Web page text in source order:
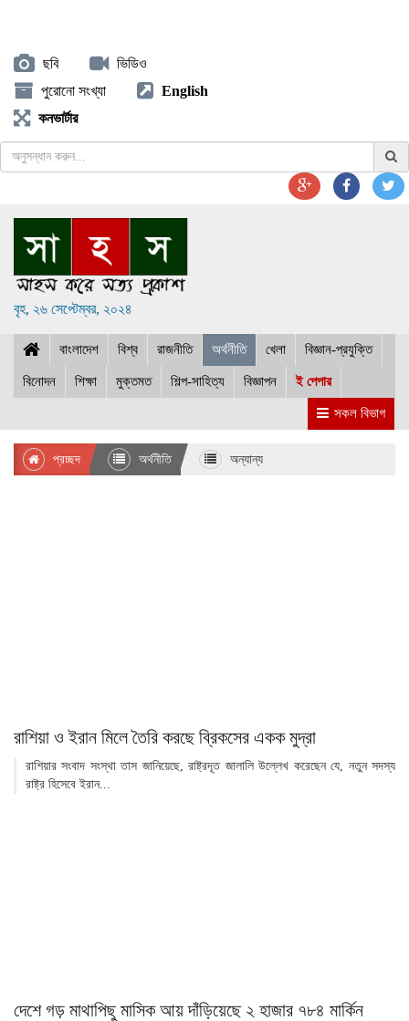
ছবি
ভিডিও
পুরোনো সংখ্যা
English
কনভার্টার
বৃহ, ২৬ সেপ্টেম্বর, ২০২৪
বাংলাদেশ বিশ্ব রাজনীতি অর্থনীতি খেলা বিজ্ঞান-প্রযুক্তি
বিনোদন শিক্ষা মুক্তমত শিল্প-সাহিত্য বিজ্ঞাপন ই পেপার
সকল বিভাগ
প্রচ্ছদ অর্থনীতি অন্যান্য
রাশিয়া ও ইরান মিলে তৈরি করছে ব্রিকসের একক মুদ্রা
রাশিয়ার সংবাদ সংস্থা তাস জানিয়েছে, রাষ্ট্রদূত জালালি উল্লেখ করেছেন যে, নতুন সদস্য
রাষ্ট্র হিসেবে ইরান...
দেশে গড় মাথাপিছু মাসিক আয় দাঁড়িয়েছে ২ হাজার ৭৮৪ মার্কিন